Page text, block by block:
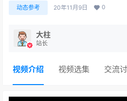
动态参考 20年11月9日 0
大柱
站长
视频介绍 视频选集 交流